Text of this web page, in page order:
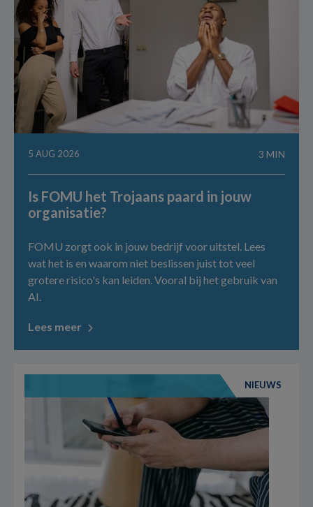
5 AUG 2026 3 MIN
Is FOMU het Trojaans paard in jouw
organisatie?
FOMU zorgt ook in jouw bedrijf voor uitstel. Lees
wat het is en waarom niet beslissen juist tot veel
grotere risico's kan leiden. Vooral bij het gebruik van
AI.
Lees meer
NIEUWS